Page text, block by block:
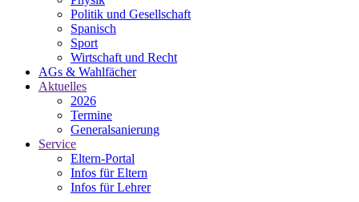
Politik und Gesellschaft
Spanisch
Sport
Wirtschaft und Recht
AGs & Wahlfächer
Aktuelles
2026
Termine
Generalsanierung
Service
Eltern-Portal
Infos für Eltern
Infos für Lehrer